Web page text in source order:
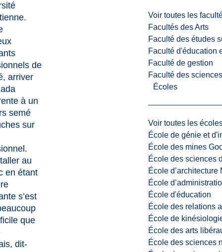
Voir toutes les
Facultés des Arts
Faculté des études
Faculté d'éducation
Faculté de gestion
Faculté des
Écoles
Voir toutes les
École de génie et
École des mines
École des sciences
École d’architecture
École
École d'éducation
École des relations
École de
École des arts
École des sciences
de
arriver
à un
semé
sur
au
en étant
s’est
que
dit-